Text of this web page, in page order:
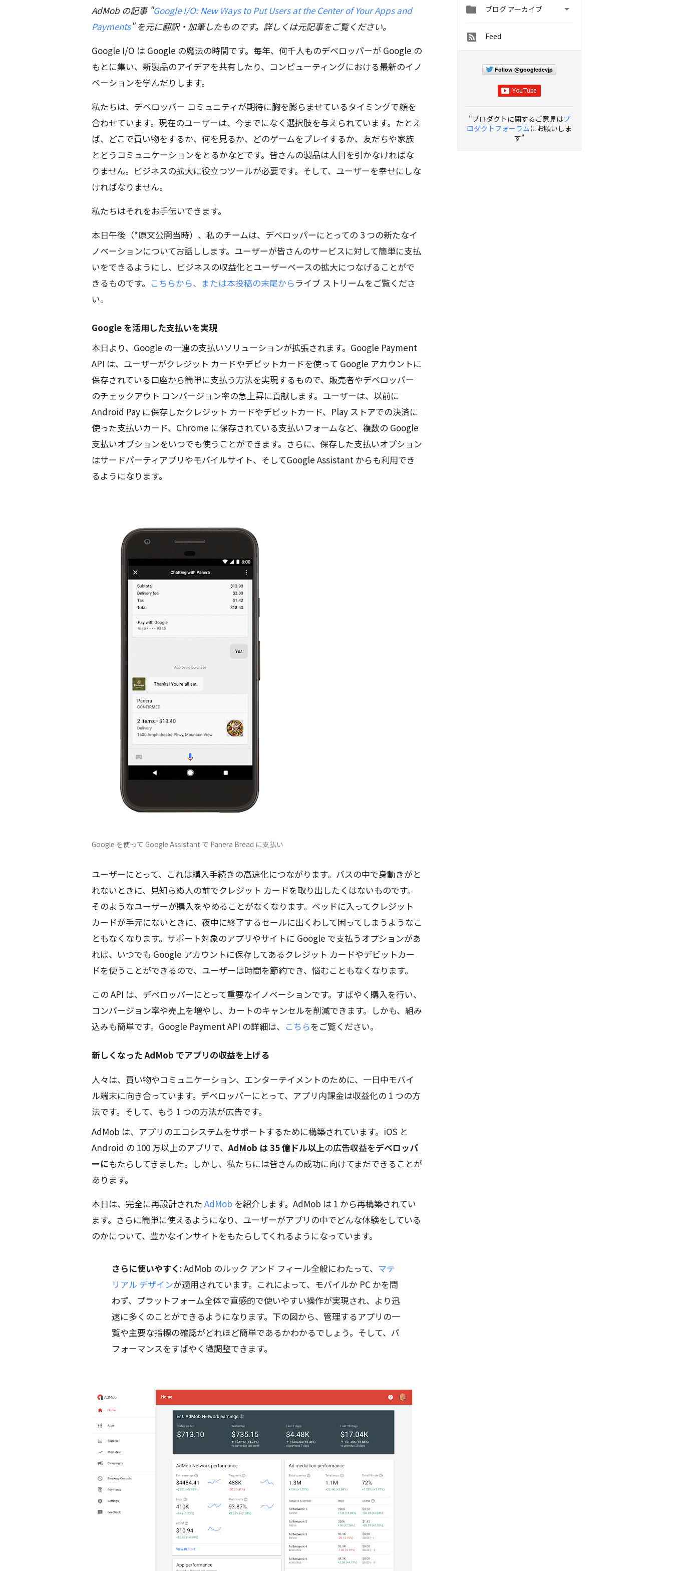
AdMob の記事 "Google I/O: New Ways to Put Users at the Center of Your Apps and
Payments" を元に翻訳・加筆したものです。詳しくは元記事をご覧ください。
Google I/O は Google の魔法の時間です。毎年、何千人ものデベロッパーが Google の
もとに集い、新製品のアイデアを共有したり、コンピューティングにおける最新のイノ
ベーションを学んだりします。
私たちは、デベロッパー コミュニティが期待に胸を膨らませているタイミングで顔を
合わせています。現在のユーザーは、今までになく選択肢を与えられています。たとえ
ば、どこで買い物をするか、何を見るか、どのゲームをプレイするか、友だちや家族
とどうコミュニケーションをとるかなどです。皆さんの製品は人目を引かなければな
りません。ビジネスの拡大に役立つツールが必要です。そして、ユーザーを幸せにしな
ければなりません。
私たちはそれをお手伝いできます。
本日午後（*原文公開当時）、私のチームは、デベロッパーにとっての 3 つの新たなイ
ノベーションについてお話しします。ユーザーが皆さんのサービスに対して簡単に支払
いをできるようにし、ビジネスの収益化とユーザーベースの拡大につなげることがで
きるものです。 こちらから、または本投稿の末尾からライブ ストリームをご覧くださ
い。
Google を活用した支払いを実現
本日より、Google の一連の支払いソリューションが拡張されます。Google Payment
API は、ユーザーがクレジット カードやデビットカードを使って Google アカウントに
保存されている口座から簡単に支払う方法を実現するもので、販売者やデベロッパー
のチェックアウト コンバージョン率の急上昇に貢献します。ユーザーは、以前に
Android Pay に保存したクレジット カードやデビットカード、Play ストアでの決済に
使った支払いカード、Chrome に保存されている支払いフォームなど、複数の Google
支払いオプションをいつでも使うことができます。さらに、保存した支払いオプション
はサードパーティアプリやモバイルサイト、そしてGoogle Assistant からも利用でき
るようになります。
Google を使って Google Assistant で Panera Bread に支払い
ユーザーにとって、これは購入手続きの高速化につながります。バスの中で身動きがと
れないときに、見知らぬ人の前でクレジット カードを取り出したくはないものです。
そのようなユーザーが購入をやめることがなくなります。ベッドに入ってクレジット
カードが手元にないときに、夜中に終了するセールに出くわして困ってしまうようなこ
ともなくなります。サポート対象のアプリやサイトに Google で支払うオプションがあ
れば、いつでも Google アカウントに保存してあるクレジット カードやデビットカー
ドを使うことができるので、ユーザーは時間を節約でき、悩むこともなくなります。
この API は、デベロッパーにとって重要なイノベーションです。すばやく購入を行い、
コンバージョン率や売上を増やし、カートのキャンセルを削減できます。しかも、組み
込みも簡単です。Google Payment API の詳細は、 こちらをご覧ください。
新しくなった AdMob でアプリの収益を上げる
人々は、買い物やコミュニケーション、エンターテイメントのために、一日中モバイ
ル端末に向き合っています。デベロッパーにとって、アプリ内課金は収益化の 1 つの方
法です。そして、もう 1 つの方法が広告です。
AdMob は、アプリのエコシステムをサポートするために構築されています。iOS と
Android の 100 万以上のアプリで、AdMob は 35 億ドル以上の広告収益をデベロッパ
ーにもたらしてきました。しかし、私たちには皆さんの成功に向けてまだできることが
あります。
本日は、完全に再設計された AdMob を紹介します。AdMob は 1 から再構築されてい
ます。さらに簡単に使えるようになり、ユーザーがアプリの中でどんな体験をしている
のかについて、豊かなインサイトをもたらしてくれるようになっています。
さらに使いやすく : AdMob のルック アンド フィール全般にわたって、 マテ
リアル デザインが適用されています。これによって、モバイルか PC かを問
わず、プラットフォーム全体で直感的で使いやすい操作が実現され、より迅
速に多くのことができるようになります。下の図から、管理するアプリの一
覧や主要な指標の確認がどれほど簡単であるかわかるでしょう。そして、パ
フォーマンスをすばやく微調整できます。
 ブログ アーカイブ 
Feed
Follow @googledevjp
"プロダクトに関するご意見はプ
ロダクトフォーラムにお願いしま
す"